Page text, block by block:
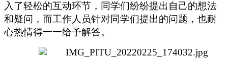
入了轻松的互动环节 ，同学们纷纷提出自己的想法
和疑问 ， 而工作人员针对同学们提出的问题， 也耐
心热情得一一给予解答。